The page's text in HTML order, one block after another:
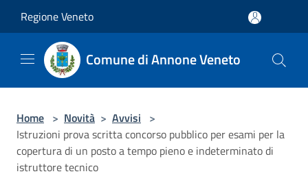
Regione Veneto
Comune di Annone Veneto
Home > Novità > Avvisi >
Istruzioni prova scritta concorso pubblico per esami per la
copertura di un posto a tempo pieno e indeterminato di
istruttore tecnico